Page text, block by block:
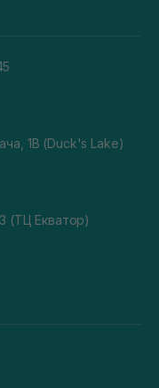
1В (Duck's Lake)
(ТЦ Екватор)